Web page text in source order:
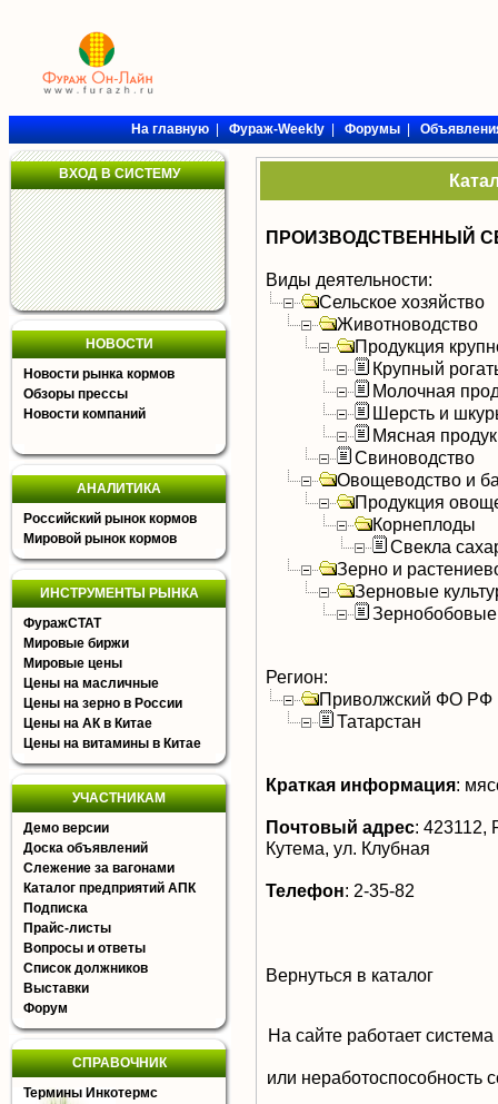
На главную|Фураж-Weekly|Форумы|
ВХОД В СИСТЕМУ
НОВОСТИ
Новости рынка кормов
Обзоры прессы
Новости компаний
АНАЛИТИКА
Российский рынок кормов
Мировой рынок кормов
ИНСТРУМЕНТЫ РЫНКА
ФуражСТАТ
Мировые биржи
Мировые цены
Цены на масличные
Цены на зерно в России
Цены на АК в Китае
Цены на витамины в Китае
УЧАСТНИКАМ
Демо версии
Доска объявлений
Слежение за вагонами
Каталог предприятий АПК
Подписка
Прайс-листы
Вопросы и ответы
Список должников
Выставки
Форум
СПРАВОЧНИК
Термины Инкотермс
ПРОИЗВОДСТВЕННЫЙ
Виды деятельности:
Сельское хозяйство
Животноводство
Продукция
Крупный
Молочная
Шерсть и
Мясная
Свиноводство
Овощеводство и
Продукция
Корнеплоды
Свекла
Зерно и
Зерновые
Зернобобовые
Регион:
Приволжский ФО РФ
Татарстан
Краткая информация:
Почтовый адрес: 423112,
Кутема, ул. Клубная
Телефон: 2-35-82
Вернуться в каталог
На сайте работает
или неработоспособность